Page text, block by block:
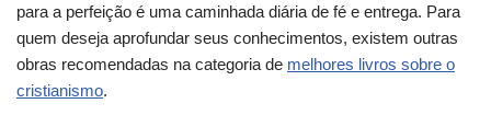
para a perfeição é uma caminhada diária de fé e entrega. Para
quem deseja aprofundar seus conhecimentos, existem outras
obras recomendadas na categoria de melhores livros sobre o
cristianismo.